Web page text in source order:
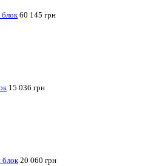
60 145 грн
15 036 грн
блок 20 060 грн